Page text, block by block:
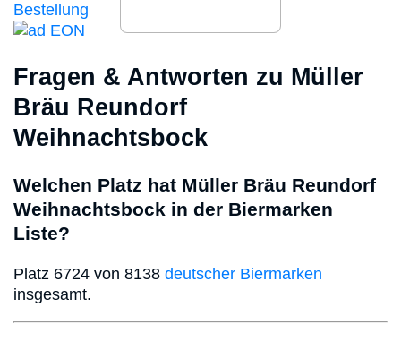
Bestellung
Fragen & Antworten zu Müller
Bräu Reundorf
Weihnachtsbock
Welchen Platz hat Müller Bräu Reundorf
Weihnachtsbock in der Biermarken
Liste?
Platz 6724 von 8138 deutscher Biermarken
insgesamt.